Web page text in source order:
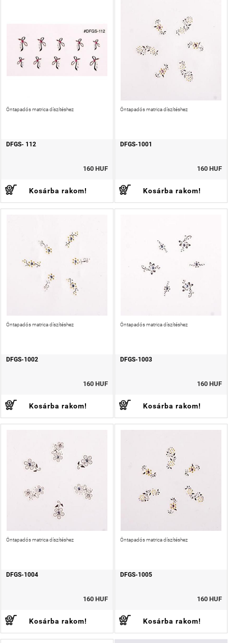
Öntapadós matrica díszítéshez
DFGS- 112
160 HUF
Kosárba rakom!
Öntapadós matrica díszítéshez
DFGS-1001
160 HUF
Kosárba rakom!
Öntapadós matrica díszítéshez
DFGS-1002
160 HUF
Kosárba rakom!
Öntapadós matrica díszítéshez
DFGS-1003
160 HUF
Kosárba rakom!
Öntapadós matrica díszítéshez
DFGS-1004
160 HUF
Kosárba rakom!
Öntapadós matrica díszítéshez
DFGS-1005
160 HUF
Kosárba rakom!